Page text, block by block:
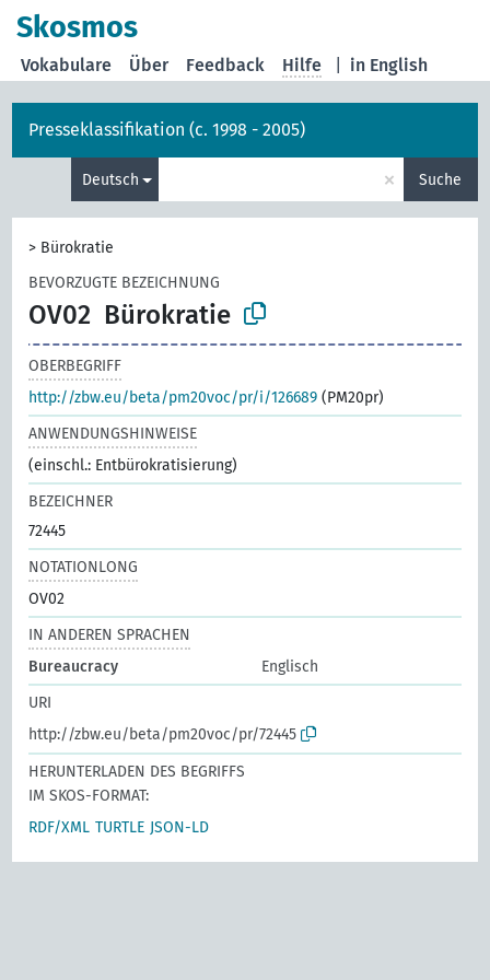
Skosmos
in English
Vokabulare Über Feedback Hilfe
Presseklassifikation (c. 1998 - 2005)
Deutsch × Suche
> Bürokratie
BEVORZUGTE BEZEICHNUNG
OV02 Bürokratie
OBERBEGRIFF
http://zbw.eu/beta/pm20voc/pr/i/126689 (PM20pr)
ANWENDUNGSHINWEISE
(einschl.: Entbürokratisierung)
BEZEICHNER
72445
NOTATIONLONG
OV02
IN ANDEREN SPRACHEN
Bureaucracy
Englisch
URI
http://zbw.eu/beta/pm20voc/pr/72445
HERUNTERLADEN DES BEGRIFFS
IM SKOS-FORMAT:
RDF/XML TURTLE JSON-LD